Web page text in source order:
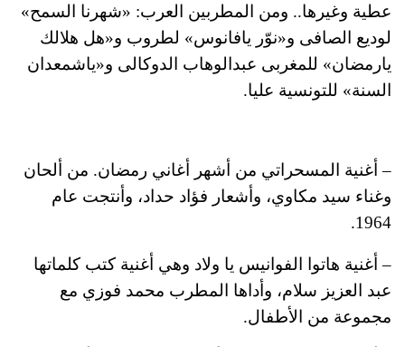
عطية وغيرها.. ومن المطربين العرب: «شهرنا السمح»
لوديع الصافى و«نوّر يافانوس» لطروب و«هل هلالك
يارمضان» للمغربى عبدالوهاب الدوكالى و«ياشمعدان
السنة» للتونسية عليا.
– أغنية المسحراتي من أشهر أغاني رمضان. من ألحان
وغناء سيد مكاوي، وأشعار فؤاد حداد، وأنتجت عام
1964.
– أغنية هاتوا الفوانيس يا ولاد وهي أغنية كتب كلماتها
عبد العزيز سلام، وأداها المطرب محمد فوزي مع
مجموعة من الأطفال.